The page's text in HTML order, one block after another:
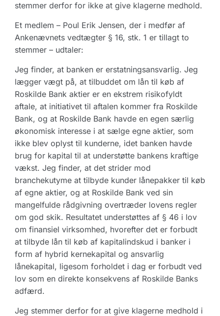
stemmer derfor for ikke at give klagerne medhold.
Et medlem – Poul Erik Jensen, der i medfør af
Ankenævnets vedtægter § 16, stk. 1 er tillagt to
stemmer – udtaler:
Jeg finder, at banken er erstatningsansvarlig. Jeg
lægger vægt på, at tilbuddet om lån til køb af
Roskilde Bank aktier er en ekstrem risikofyldt
aftale, at initiativet til aftalen kommer fra Roskilde
Bank, og at Roskilde Bank havde en egen særlig
økonomisk interesse i at sælge egne aktier, som
ikke blev oplyst til kunderne, idet banken havde
brug for kapital til at understøtte bankens kraftige
vækst. Jeg finder, at det strider mod
branchekutyme at tilbyde kunder lånepakker til køb
af egne aktier, og at Roskilde Bank ved sin
mangelfulde rådgivning overtræder lovens regler
om god skik. Resultatet understøttes af § 46 i lov
om finansiel virksomhed, hvorefter det er forbudt
at tilbyde lån til køb af kapitalindskud i banker i
form af hybrid kernekapital og ansvarlig
lånekapital, ligesom forholdet i dag er forbudt ved
lov som en direkte konsekvens af Roskilde Banks
adfærd.
Jeg stemmer derfor for at give klagerne medhold i